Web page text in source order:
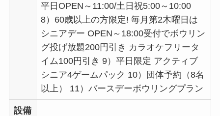
平日OPEN～11:00/土日祝5:00～10:00
8）60歳以上の方限定! 毎月第2木曜日は
シニアデー OPEN～18:00受付でボウリン
グ投げ放題200円引き カラオケフリータ
イム100円引き 9）平日限定 アクティブ
シニア4ゲームパック 10）団体予約（8名
以上） 11）バースデーボウリングプラン
設備